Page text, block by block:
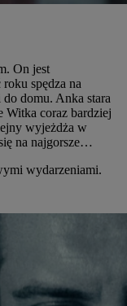
On jest
spędza na
domu. Anka stara
Witka coraz bardziej
wyjeżdża w
na najgorsze…
wydarzeniami.